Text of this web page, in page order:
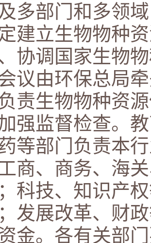
多部门和多领
建立生物物种
协调国家生物
议由环保总局
责生物物种资
强监督检查。
等部门负责本
商、商务、海
科技、知识产
发展改革、财
金。各有关部